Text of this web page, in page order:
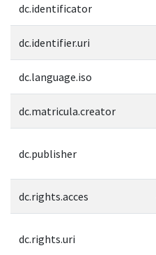
dc.identificator
dc.identifier.uri
dc.language.iso
dc.matricula.creator
dc.publisher
dc.rights.acces
dc.rights.uri